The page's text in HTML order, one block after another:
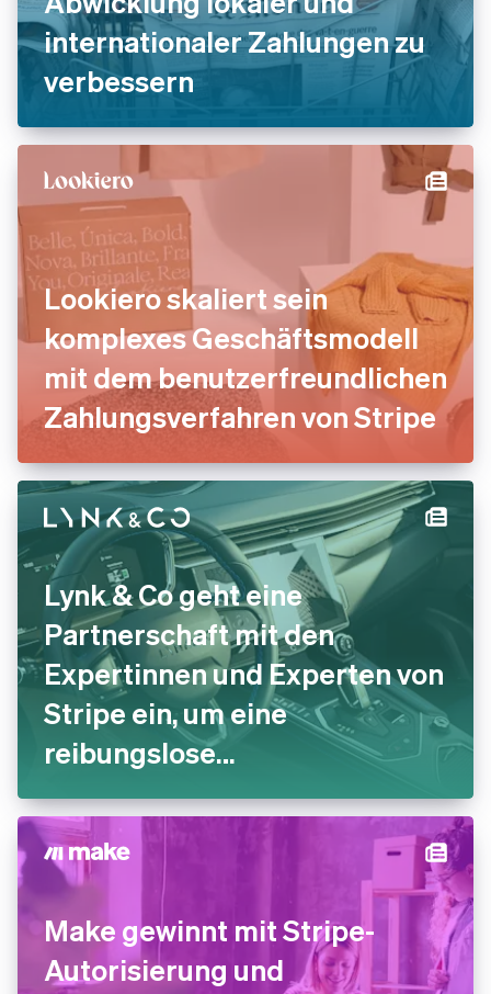
internationaler Zahlungen zu
verbessern
Lookiero skaliert sein
komplexes Geschäftsmodell
mit dem benutzerfreundlichen
Zahlungsverfahren von Stripe
Lynk & Co geht eine
Partnerschaft mit den
Expertinnen und Experten von
Stripe ein, um eine
reibungslose
Zahlungserfahrung
anzubieten
Make gewinnt mit Stripe-
Autorisierung und